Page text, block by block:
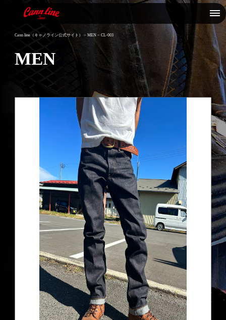
Cann line（キャノライン公式サイト） >MEN >CL-003
MEN